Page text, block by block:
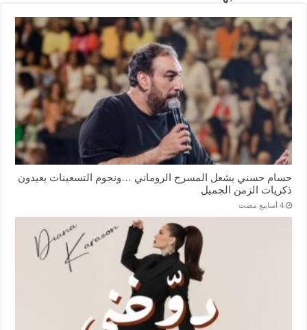
حسام حسني يشعل المسرح الروماني …ونجوم التسعينات يعيدون
ذكريات الزمن الجميل